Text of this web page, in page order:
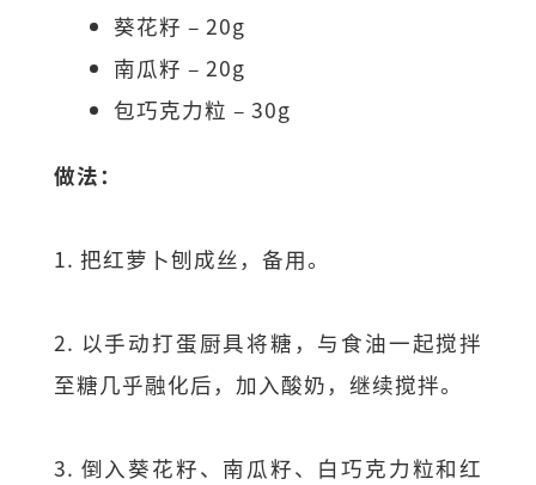
葵花籽 – 20g
南瓜籽 – 20g
包巧克力粒 – 30g
做法：
1. 把红萝卜刨成丝，备用。
2. 以手动打蛋厨具将糖，与食油一起搅拌
至糖几乎融化后，加入酸奶，继续搅拌。
3. 倒入葵花籽、南瓜籽、白巧克力粒和红